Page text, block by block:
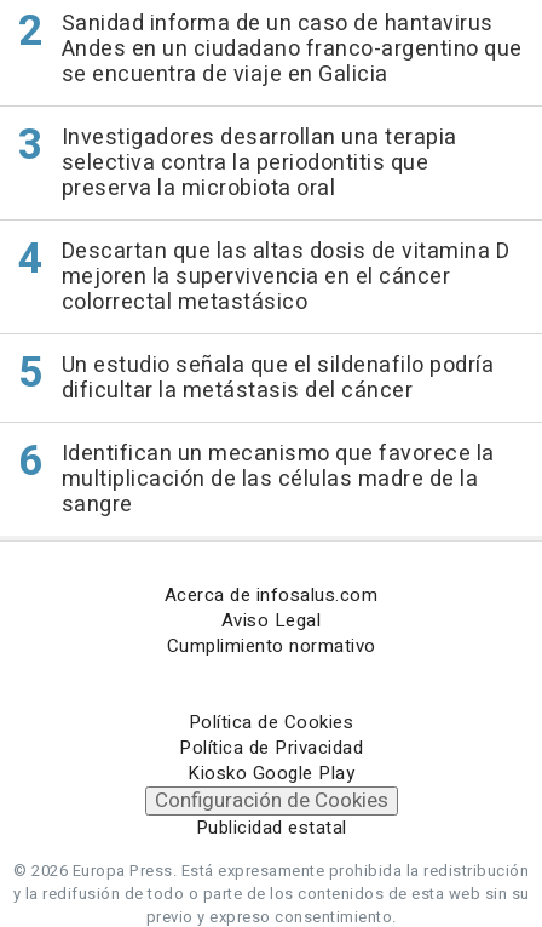
Sanidad informa de un caso de hantavirus
Andes en un ciudadano franco-argentino que
se encuentra de viaje en Galicia
Investigadores desarrollan una terapia
selectiva contra la periodontitis que
preserva la microbiota oral
Descartan que las altas dosis de vitamina D
mejoren la supervivencia en el cáncer
colorrectal metastásico
Un estudio señala que el sildenafilo podría
dificultar la metástasis del cáncer
Identifican un mecanismo que favorece la
multiplicación de las células madre de la
sangre
Acerca de infosalus.com
Aviso Legal
Cumplimiento normativo
Política de Cookies
Política de Privacidad
Kiosko Google Play
Configuración de Cookies
Publicidad estatal
© 2026 Europa Press. Está expresamente prohibida la redistribución
y la redifusión de todo o parte de los contenidos de esta web sin su
previo y expreso consentimiento.